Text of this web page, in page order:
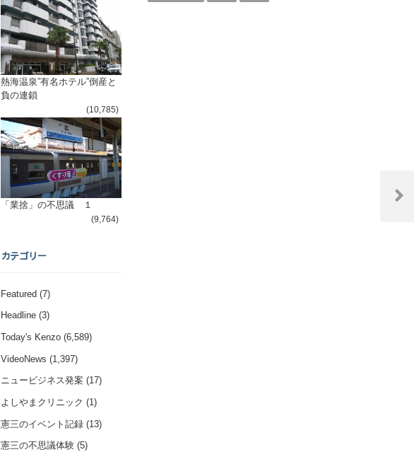
Next
熱海温泉”有名ホテル”倒産と
負の連鎖
(10,785)
「業捨」の不思議 １
(9,764)
カテゴリー
Featured(7)
Headline(3)
Today's Kenzo(6,589)
VideoNews (1,397)
ニュービジネス発案 (17)
よしやまクリニック (1)
憲三のイベント記録(13)
憲三の不思議体験(5)